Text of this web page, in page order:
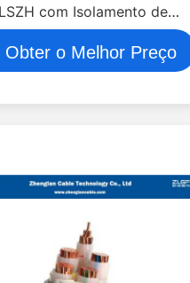
com Isolamento de
Obter o Melhor Preço